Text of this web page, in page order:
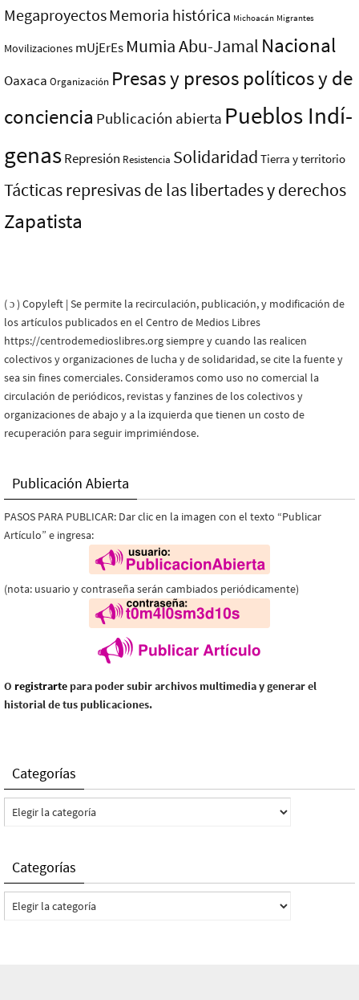
MegaproyectosMemoria histórica Michoacán Migrantes
Movilizaciones mUjErEs Mumia Abu-Jamal Nacional
Oaxaca Organización Presas y presos polí­ticos y de
conciencia Publicación abierta Pueblos Indí­
genasRepresión Resistencia Solidaridad Tierra y territorio
Tácticas represivas de las libertades y derechos
Zapatista
( ɔ ) Copyleft | Se permite la recirculación, publicación, y modificación de
los artículos publicados en el Centro de Medios Libres
https://centrodemedioslibres.org siempre y cuando las realicen
colectivos y organizaciones de lucha y de solidaridad, se cite la fuente y
sea sin fines comerciales. Consideramos como uso no comercial la
circulación de periódicos, revistas y fanzines de los colectivos y
organizaciones de abajo y a la izquierda que tienen un costo de
recuperación para seguir imprimiéndose.
Publicación Abierta
PASOS PARA PUBLICAR: Dar clic en la imagen con el texto “Publicar
Artículo” e ingresa:
(nota: usuario y contraseña serán cambiados periódicamente)
O registrarte para poder subir archivos multimedia y generar el
historial de tus publicaciones.
Categorías
Categorías
Categorías
Categorías